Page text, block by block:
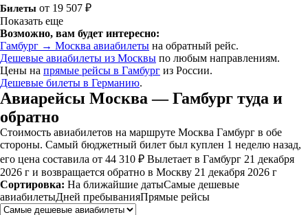
Билеты от 19 507 ₽
Показать еще
Возможно, вам будет интересно:
Гамбург → Москва авиабилеты на обратный рейс.
Дешевые авиабилеты из Москвы по любым направлениям.
Цены на прямые рейсы в Гамбург из России.
Дешевые билеты в Германию.
Авиарейсы Москва — Гамбург туда и
обратно
Стоимость авиабилетов на маршруте Москва Гамбург в обе
стороны. Самый бюджетный билет был куплен 1 неделю назад,
его цена составила от 44 310 ₽ Вылетает в Гамбург 21 декабря
2026 г и возвращается обратно в Москву 21 декабря 2026 г
Сортировка: На ближайшие датыСамые дешевые
авиабилетыДней пребыванияПрямые рейсы